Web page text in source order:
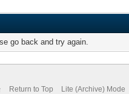
go back and try again.
Return to Top Lite (Archive) Mode